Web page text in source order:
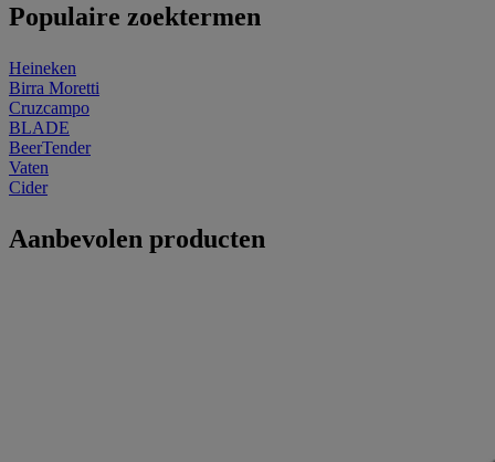
Populaire zoektermen
Heineken
Birra Moretti
Cruzcampo
BLADE
BeerTender
Vaten
Cider
Aanbevolen producten